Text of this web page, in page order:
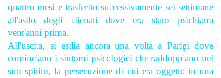
quattro mesi e trasferito successivamente sei settimane
all'asilo degli alienati dove era stato psichiatra
vent'anni prima.
All'uscita, si esilia ancora una volta a Parigi dove
cominciano i sintomi psicologici che raddoppiano nel
suo spirito, la persecuzione di cui era oggetto in una